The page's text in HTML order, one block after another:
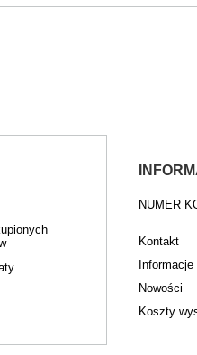
NUMER
Kontakt
Nowości
Koszty